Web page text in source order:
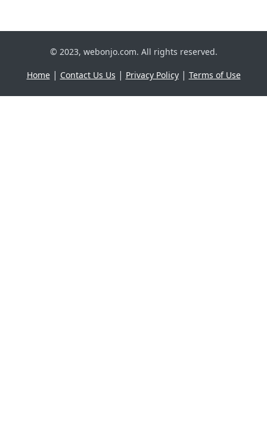
© 2023, webonjo.com. All rights reserved.
Home| Contact Us Us | Privacy Policy| Terms of Use